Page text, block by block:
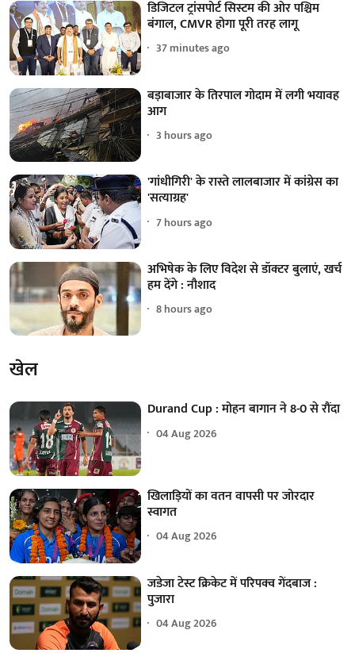
डिजिटल ट्रांसपोर्ट सिस्टम की ओर पश्चिम
बंगाल, CMVR होगा पूरी तरह लागू
37 minutes ago
बड़ाबाजार के तिरपाल गोदाम में लगी भयावह
आग
3 hours ago
'गांधीगिरी' के रास्ते लालबाजार में कांग्रेस का
'सत्याग्रह'
7 hours ago
अभिषेक के लिए विदेश से डॉक्टर बुलाएं, खर्च
हम देंगे : नौशाद
8 hours ago
खेल
Durand Cup : मोहन बागान ने 8-0 से रौंदा
04 Aug 2026
खिलाड़ियों का वतन वापसी पर जोरदार
स्वागत
04 Aug 2026
जडेजा टेस्ट क्रिकेट में परिपक्व गेंदबाज :
पुजारा
04 Aug 2026